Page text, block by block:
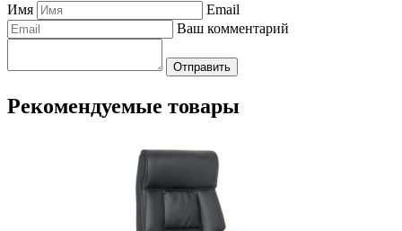
Имя
Email
Ваш комментарий
Отправить
Рекомендуемые товары